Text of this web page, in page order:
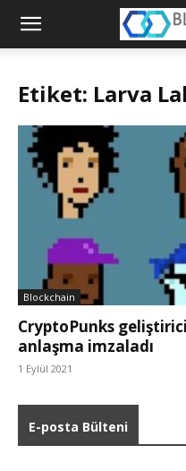
Blockchain
Etiket: Larva
Blockchain
CryptoPunks
anlaşma imzaladı
1 Eylül 2021
E-posta Bülteni